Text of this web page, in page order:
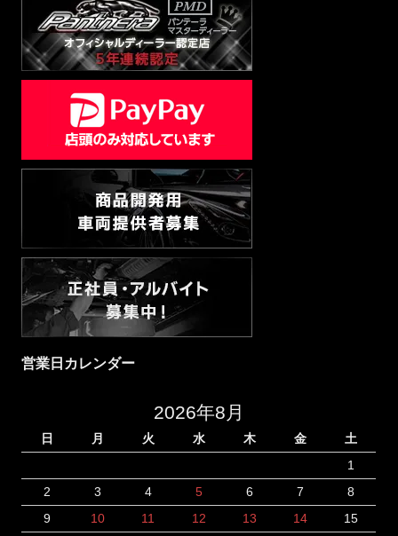
営業日カレンダー
2026年8月
日 月 火 水 木 金
土
1
2
3 4 5 6 7
8
9
10 11 12 13 14
15